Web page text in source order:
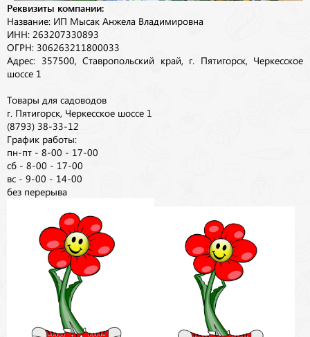
Реквизиты компании:
Название: ИП Мысак Анжела Владимировна
ИНН: 263207330893
ОГРН: 306263211800033
Адрес: 357500, Ставропольский край, г. Пятигорск, Черкесское
шоссе 1
Товары для садоводов
г. Пятигорск, Черкесское шоссе 1
(8793) 38-33-12
График работы:
пн-пт - 8-00 - 17-00
сб - 8-00 - 17-00
вс - 9-00 - 14-00
без перерыва